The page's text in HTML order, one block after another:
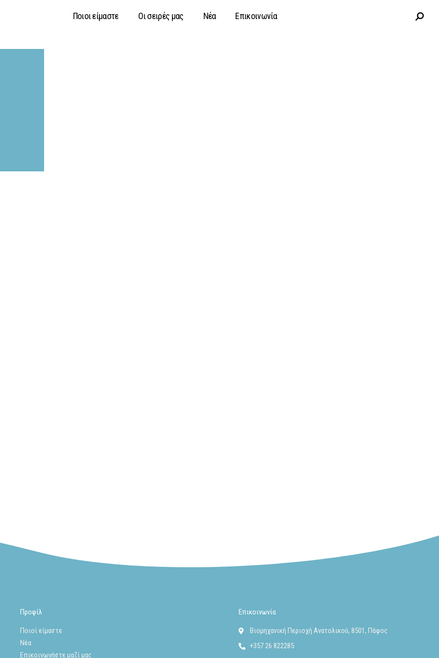
Ποιοι είμαστε Οι σειρές μας Νέα Επικοινωνία
Προφίλ
Ποιοί είμαστε
Νέα
Επικοινωνήστε μαζί μας
Επικοινωνία
Βιομηχανική Περιοχή Ανατολικού, 8501, Πάφος
+357 26 822285